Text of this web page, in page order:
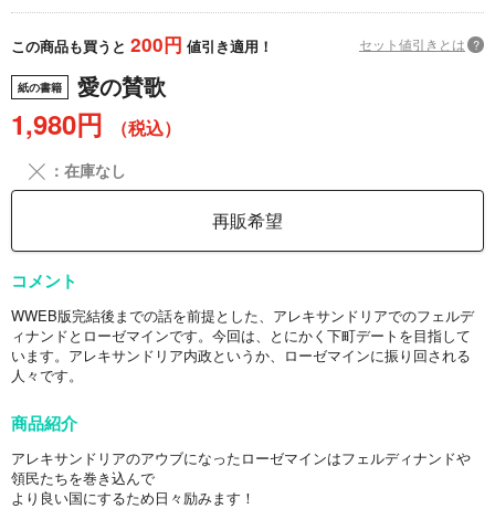
この商品も買うと 200円 値引き適用！ セット値引きとは ?
紙の書籍 愛の賛歌
1,980円 （税込）
╳ ：在庫なし
再販希望
コメント
WWEB版完結後までの話を前提とした、アレキサンドリアでのフェルデ
ィナンドとローゼマインです。今回は、とにかく下町デートを目指して
います。アレキサンドリア内政というか、ローゼマインに振り回される
人々です。
商品紹介
アレキサンドリアのアウブになったローゼマインはフェルディナンドや
領民たちを巻き込んで
より良い国にするため日々励みます！